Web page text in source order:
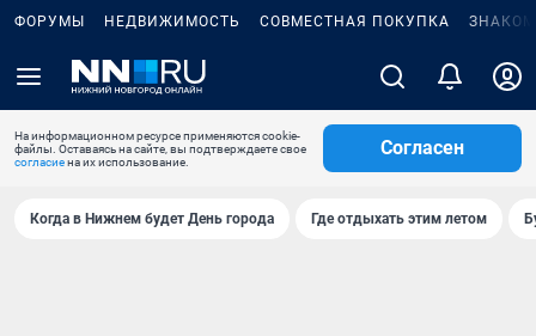
ФОРУМЫ НЕДВИЖИМОСТЬ СОВМЕСТНАЯ ПОКУПКА
На информационном ресурсе применяются cookie-
файлы. Оставаясь на сайте, вы подтверждаете свое
согласиена их использование.
Согласен
Когда в Нижнем будет День города Где отдыхать этим летом